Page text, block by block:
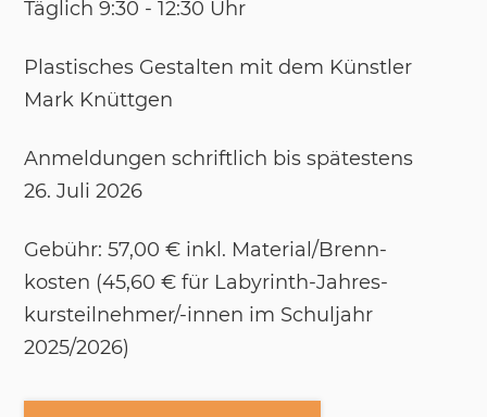
Täg­lich 9:30 - 12:30 Uhr
Plas­ti­sches Ge­stal­ten mit dem Künst­ler
Mark Knütt­gen
An­mel­dun­gen schrift­lich bis spä­tes­tens
26. Juli 2026
Ge­bühr: 57,00 € inkl. Ma­te­ri­al/​Brenn­
kos­ten (45,60 € für La­by­rinth-Jah­res­
kurs­teil­neh­mer/-​in­nen im Schul­jahr
2025/​2026)